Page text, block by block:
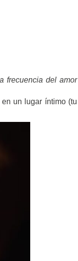
frecuencia del amor
un lugar íntimo (tu